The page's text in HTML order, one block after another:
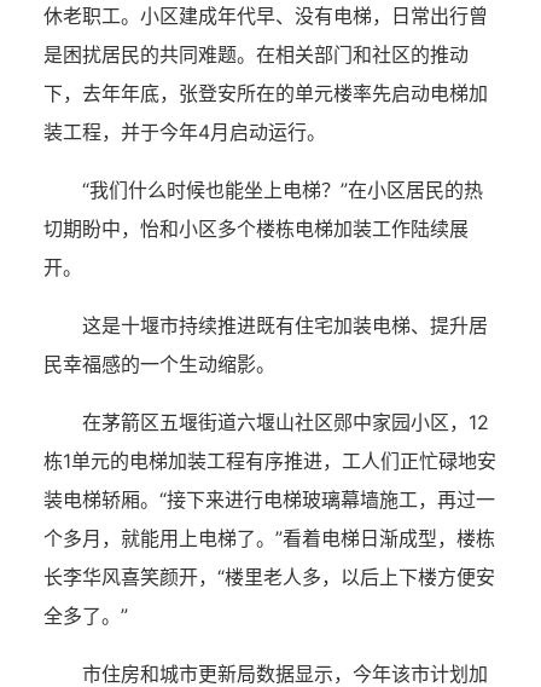
休老职工。小区建成年代早、没有电梯，日常出行曾
是困扰居民的共同难题。在相关部门和社区的推动
下，去年年底，张登安所在的单元楼率先启动电梯加
装工程，并于今年4月启动运行。
“我们什么时候也能坐上电梯？”在小区居民的热
切期盼中，怡和小区多个楼栋电梯加装工作陆续展
开。
这是十堰市持续推进既有住宅加装电梯、提升居
民幸福感的一个生动缩影。
在茅箭区五堰街道六堰山社区郧中家园小区，12
栋1单元的电梯加装工程有序推进，工人们正忙碌地安
装电梯轿厢。“接下来进行电梯玻璃幕墙施工，再过一
个多月，就能用上电梯了。”看着电梯日渐成型，楼栋
长李华风喜笑颜开，“楼里老人多，以后上下楼方便安
全多了。”
市住房和城市更新局数据显示，今年该市计划加